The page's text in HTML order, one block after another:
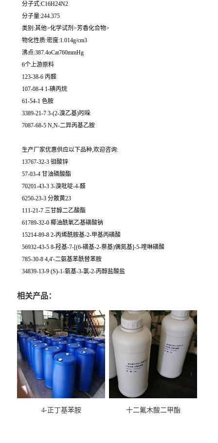
分子式:C16H24N2
分子量:244.375
类别:其他>化学试剂>芳香化合物>
物化性质:密度:1.014g/cm3
沸点:387.4oCat760mmHg
6个上游原料
123-38-6 丙醛
107-08-4 1-碘丙烷
61-54-1 色胺
3389-21-7 3-(2-溴乙基)吲哚
7087-68-5 N,N-二异丙基乙胺
生产厂家优惠供应以下品种,欢迎咨询:
13767-32-3 钼酸锌
57-03-4 甘油磷酸酯
70201-43-3 3-溴吡啶-4-醛
6250-23-3 分散黄23
111-21-7 三甘醇二乙酸酯
61789-32-0 椰油酰氧乙基磺酸钠
15214-89-8 2-丙烯酰胺基-2-甲基丙磺酸
56932-43-5 8-羟基-7-[(6-磺基-2-萘基)偶氮基]-5-喹啉磺酸
785-30-8 4,4'-二氨基苯酰替苯胺
34839-13-9 (S)-1-氨基-3-氯-2-丙醇盐酸盐
相关产品：
4-正丁基苯胺 十二氟木酸二甲酯